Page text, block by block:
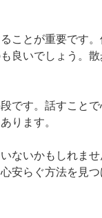
ことが重要です
良いでしょう。
です。話すこと
ります。
ないかもしれま
安らぐ方法を見